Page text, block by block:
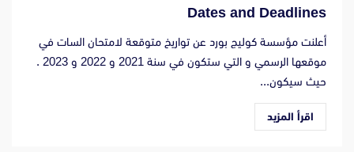
Dates and Deadlines
أعلنت مؤسسة كوليج بورد عن تواريخ متوقعة لامتحان السات في
موقعها الرسمي و التي ستكون في سنة 2021 و 2022 و 2023 .
حيث سيكون...
اقرأ المزيد